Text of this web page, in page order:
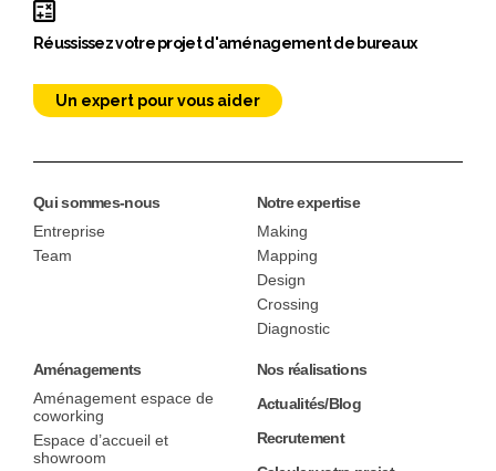
Réussissez votre projet d'aménagement de bureaux
Un expert pour vous aider
Qui sommes-nous
Entreprise
Team
Notre expertise
Making
Mapping
Design
Crossing
Diagnostic
Aménagements
Aménagement espace de
coworking
Espace d’accueil et
showroom
Nos réalisations
Actualités/Blog
Recrutement